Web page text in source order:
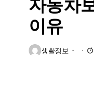
자동차
이유
생활정보